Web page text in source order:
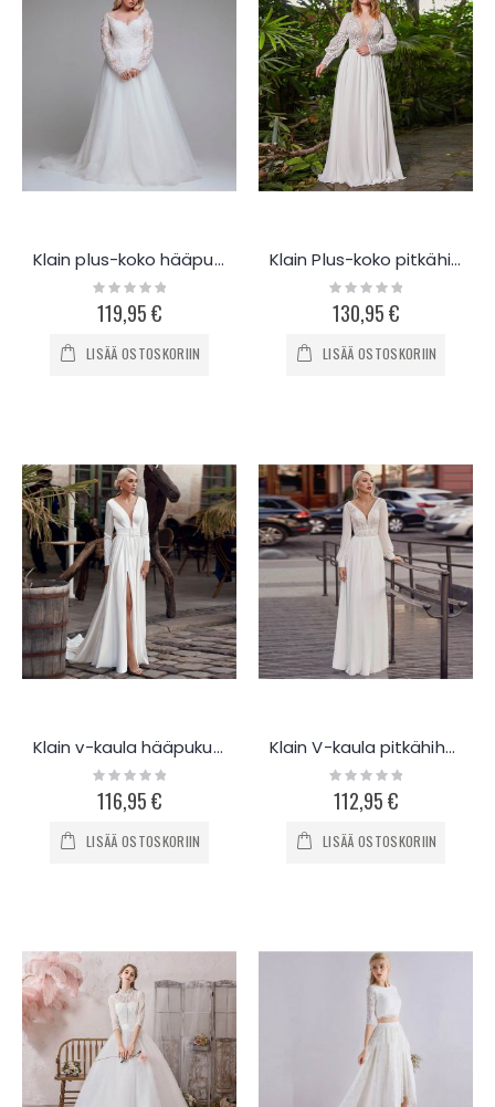
Klain plus-koko hääpuku pitkähihainen K08
Rating:
0%
119,95 €
LISÄÄ OSTOSKORIIN
Klain Plus-koko pitkähihainen hääpuku K479
Rating:
0%
130,95 €
LISÄÄ OSTOSKORIIN
Klain v-kaula hääpuku K356
Rating:
0%
116,95 €
LISÄÄ OSTOSKORIIN
Klain V-kaula pitkähihainen hääpuku K352
Rating:
0%
112,95 €
LISÄÄ OSTOSKORIIN